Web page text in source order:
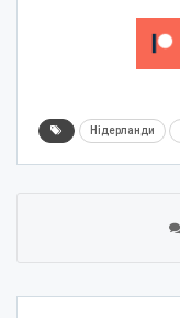
Нідерланди